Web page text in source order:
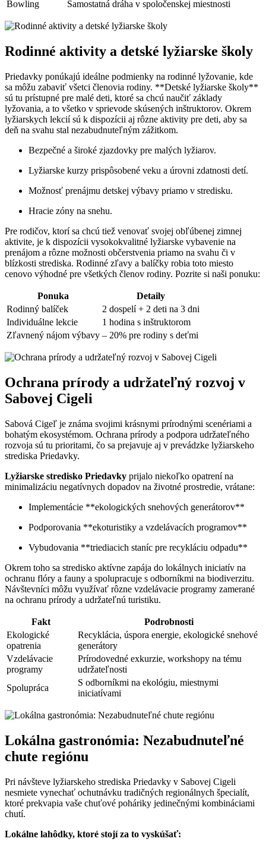
Bowling
Samostatná dráha v spoločenskej miestnosti
Rodinné aktivity a detské lyžiarske školy
Priedavky ponúkajú ideálne podmienky na rodinné lyžovanie, kde
sa môžu zabaviť všetci členovia rodiny. **Detské lyžiarske školy**
sú tu prístupné pre malé deti, ktoré sa chcú naučiť základy
lyžovania, a to všetko v sprievode skúsených inštruktorov. Okrem
lyžiarskych lekcií sú k dispozícii aj rôzne aktivity pre deti, aby sa
deň na svahu stal nezabudnuteľným zážitkom.
Bezpečné a široké zjazdovky pre malých lyžiarov.
Lyžiarske kurzy prispôsobené veku a úrovni zdatnosti detí.
Možnosť prenájmu detskej výbavy priamo v stredisku.
Hracie zóny na snehu.
Pre rodičov, ktorí sa chcú tiež venovať svojej obľúbenej zimnej
aktivite, je k dispozícii vysokokvalitné lyžiarske vybavenie na
prenájom a rôzne možnosti občerstvenia priamo na svahu či v
blízkosti strediska. Rodinné zľavy a balíčky robia toto miesto
cenovo výhodné pre všetkých členov rodiny. Pozrite si naši ponuku:
Ponuka
Detaily
Rodinný balíček
2 dospelí + 2 deti na 3 dni
Individuálne lekcie
1 hodina s inštruktorom
Zľavnený nájom výbavy – 20% pre rodiny s deťmi
Ochrana prírody a udržateľný rozvoj v
Sabovej Cigeli
Sabová Cigeľ je známa svojimi krásnymi prírodnými scenériami a
bohatým ekosystémom. Ochrana prírody a podpora udržateľného
rozvoja sú tu prioritami, čo sa prejavuje aj v prevádzke lyžiarskeho
strediska Priedavky.
Lyžiarske stredisko Priedavky prijalo niekoľko opatrení na
minimalizáciu negatívnych dopadov na životné prostredie, vrátane:
Implementácie **ekologických snehových generátorov**
Podporovania **ekoturistiky a vzdelávacích programov**
Vybudovania **triediacich staníc pre recykláciu odpadu**
Okrem toho sa stredisko aktívne zapája do lokálnych iniciatív na
ochranu flóry a fauny a spolupracuje s odborníkmi na biodiverzitu.
Návštevníci môžu využívať rôzne vzdelávacie programy zamerané
na ochranu prírody a udržateľnú turistiku.
Fakt
Podrobnosti
Ekologické
opatrenia
Recyklácia, úspora energie, ekologické snehové
generátory
Vzdelávacie
programy
Prírodovedné exkurzie, workshopy na tému
udržateľnosti
Spolupráca
S odborníkmi na ekológiu, miestnymi
iniciatívami
Lokálna gastronómia: Nezabudnuteľné
chute regiónu
Pri návšteve lyžiarskeho strediska Priedavky v Sabovej Cigeli
nesmiete vynechať ochutnávku tradičných regionálnych špecialít,
ktoré prekvapia vaše chuťové poháriky jedinečnými kombináciami
chutí.
Lokálne lahôdky, ktoré stojí za to vyskúšať: